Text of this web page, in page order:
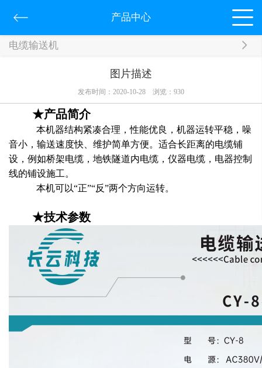
产品中心
电缆输送机
图片描述
发布时间：2020-10-28 浏览： 930
★产品简介
本机器结构紧凑合理，性能优良，机器运转平稳，噪
音小，输送速度快、维护简单方便。适合长距离的电缆铺
设，例如桥架电缆，地铁隧道内电缆，仪器电缆，电器控制
线的铺设施工。
本机可以“正”“反”两个方向运转。
★技术参数